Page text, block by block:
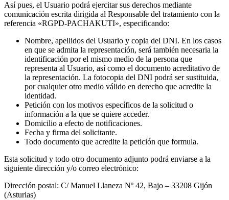
Así pues, el Usuario podrá ejercitar sus derechos mediante
comunicación escrita dirigida al Responsable del tratamiento con la
referencia «RGPD-PACHAKUTI», especificando:
Nombre, apellidos del Usuario y copia del DNI. En los casos
en que se admita la representación, será también necesaria la
identificación por el mismo medio de la persona que
representa al Usuario, así como el documento acreditativo de
la representación. La fotocopia del DNI podrá ser sustituida,
por cualquier otro medio válido en derecho que acredite la
identidad.
Petición con los motivos específicos de la solicitud o
información a la que se quiere acceder.
Domicilio a efecto de notificaciones.
Fecha y firma del solicitante.
Todo documento que acredite la petición que formula.
Esta solicitud y todo otro documento adjunto podrá enviarse a la
siguiente dirección y/o correo electrónico:
Dirección postal: C/ Manuel Llaneza Nº 42, Bajo – 33208 Gijón
(Asturias)